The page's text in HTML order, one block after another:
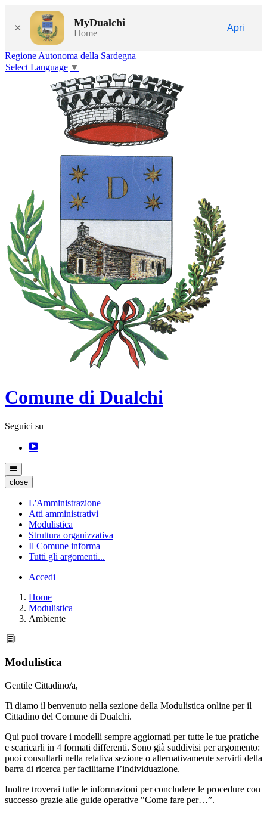
× MyDualchi
Home
Apri
Regione Autonoma della Sardegna
Select Language ▼
Comune di Dualchi
Seguici su
close
L'Amministrazione
Atti amministrativi
Modulistica
Struttura organizzativa
Il Comune informa
Tutti gli argomenti...
Accedi
Home
Modulistica
Ambiente
Modulistica
Gentile Cittadino/a,
Ti diamo il benvenuto nella sezione della Modulistica online per il
Cittadino del Comune di Dualchi.
Qui puoi trovare i modelli sempre aggiornati per tutte le tue pratiche
e scaricarli in 4 formati differenti. Sono già suddivisi per argomento:
puoi consultarli nella relativa sezione o alternativamente servirti della
barra di ricerca per facilitarne l’individuazione.
Inoltre troverai tutte le informazioni per concludere le procedure con
successo grazie alle guide operative "Come fare per…”.